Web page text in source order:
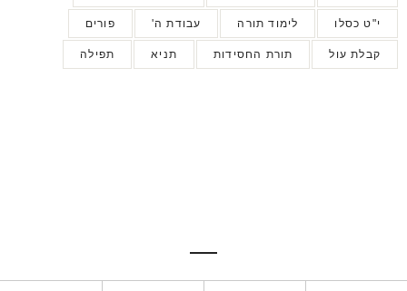
י"ט כסלו לימוד תורה עבודת ה' פורים
קבלת עול תורת החסידות תניא תפילה